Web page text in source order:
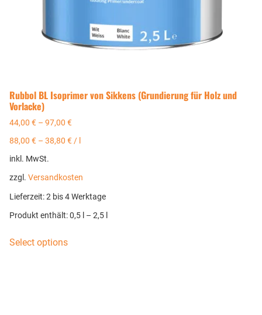
Rubbol BL Isoprimer von Sikkens (Grundierung für Holz und
Vorlacke)
44,00 € – 97,00 €
88,00 € – 38,80 € /
inkl. MwSt.
zzgl. Versandkosten
Lieferzeit:2 bis 4 Werktage
Produkt enthält: 0,5 – 2,5
Select options